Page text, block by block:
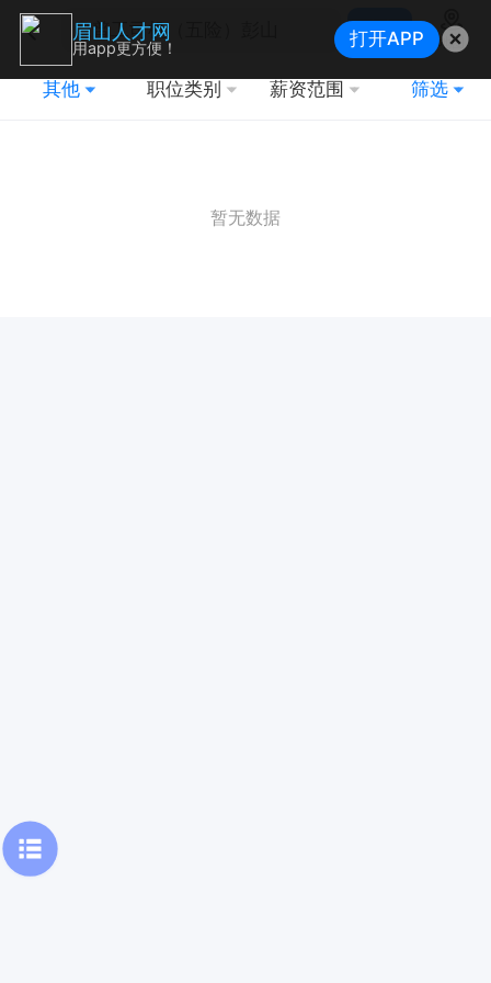
搜索
地图
其他 职位类别 薪资范围 筛选
暂无数据
眉山人才网
用app更方便！ 打开APP